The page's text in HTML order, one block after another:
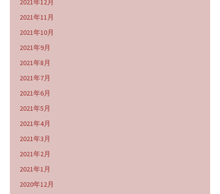
2021年12月
2021年11月
2021年10月
2021年9月
2021年8月
2021年7月
2021年6月
2021年5月
2021年4月
2021年3月
2021年2月
2021年1月
2020年12月